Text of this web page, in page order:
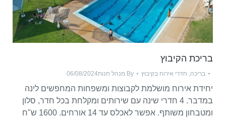
בריכת הקיבוץ
בריכה, חדרי אירוח בקיבוץ By מנהל חנות06/08/2024
יחידת אירוח מושלמת לקבוצות ומשפחות המחפשים לינה
במדבר. 4 חדרי שינה עם שירותים ומקלחת בכל חדר, סלון
ומטבחון משותף. אפשר לאכלס עד 14 אורחים. 1600 ש"ח